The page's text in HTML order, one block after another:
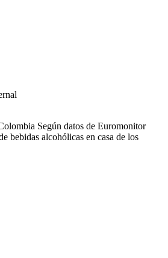
Según datos de Euromonitor
bebidas alcohólicas en casa de los